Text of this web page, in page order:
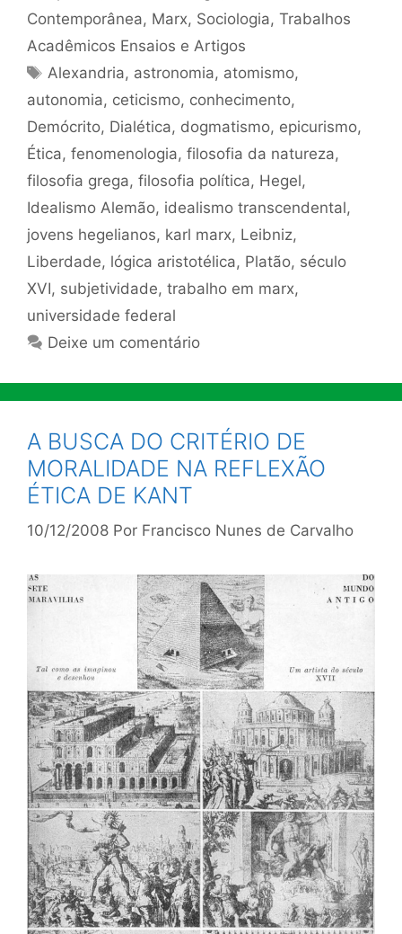
Contemporânea, Marx, Sociologia, Trabalhos
Acadêmicos Ensaios e Artigos
Tags
Alexandria, astronomia, atomismo,
autonomia, ceticismo, conhecimento,
Demócrito, Dialética, dogmatismo, epicurismo,
Ética, fenomenologia, filosofia da natureza,
filosofia grega, filosofia política, Hegel,
Idealismo Alemão, idealismo transcendental,
jovens hegelianos, karl marx, Leibniz,
Liberdade, lógica aristotélica, Platão, século
XVI, subjetividade, trabalho em marx,
universidade federal
Deixe um comentário
A BUSCA DO CRITÉRIO DE
MORALIDADE NA REFLEXÃO
ÉTICA DE KANT
10/12/2008 Por Francisco Nunes de Carvalho